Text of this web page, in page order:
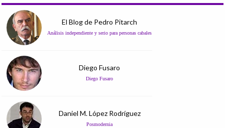
El Blog de Pedro Pitarch
Análisis independiente y serio para personas cabales
Diego Fusaro
Diego Fusaro
Daniel M. López Rodríguez
Posmodernia